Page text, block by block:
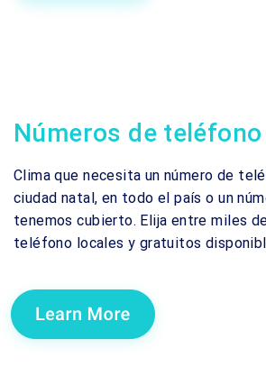
Números de teléfono
Clima que necesita un número de
ciudad natal, en todo el país o un
tenemos cubierto. Elija entre miles
teléfono locales y gratuitos